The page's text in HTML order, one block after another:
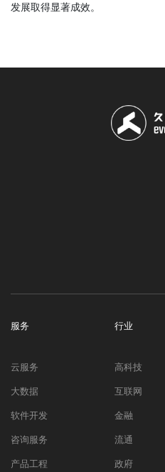
发展取得显著成效。
服务
云服务
大数据
软件开发
咨询服务
产品工程
行业
高科技
互联网
金融
流通
政府